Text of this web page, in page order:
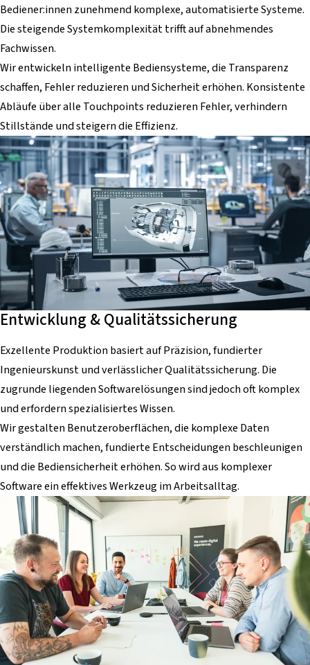
Bediener:innen zunehmend komplexe, automatisierte Systeme.
Die steigende Systemkomplexität trifft auf abnehmendes
Fachwissen.
Wir entwickeln intelligente Bediensysteme, die Transparenz
schaffen, Fehler reduzieren und Sicherheit erhöhen. Konsistente
Abläufe über alle Touchpoints reduzieren Fehler, verhindern
Stillstände und steigern die Effizienz.
Entwicklung & Qualitätssicherung
Exzellente Produktion basiert auf Präzision, fundierter
Ingenieurskunst und verlässlicher Qualitätssicherung. Die
zugrunde liegenden Softwarelösungen sind jedoch oft komplex
und erfordern spezialisiertes Wissen.
Wir gestalten Benutzeroberflächen, die komplexe Daten
verständlich machen, fundierte Entscheidungen beschleunigen
und die Bediensicherheit erhöhen. So wird aus komplexer
Software ein effektives Werkzeug im Arbeitsalltag.